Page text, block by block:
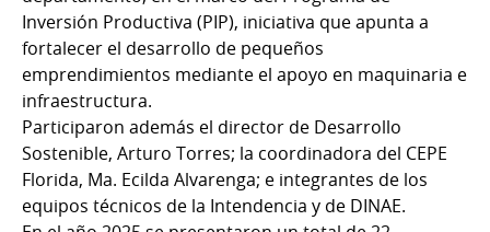
Inversión Productiva (PIP), iniciativa que apunta a
fortalecer el desarrollo de pequeños
emprendimientos mediante el apoyo en maquinaria e
infraestructura.
Participaron además el director de Desarrollo
Sostenible, Arturo Torres; la coordinadora del CEPE
Florida, Ma. Ecilda Alvarenga; e integrantes de los
equipos técnicos de la Intendencia y de DINAE.